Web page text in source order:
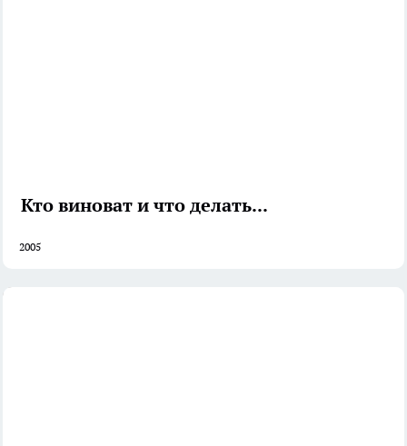
Кто виноват и что делать...
2005